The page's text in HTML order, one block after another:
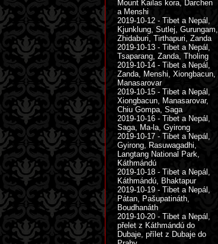
Mount Kailas kora, Darchen
a Menshi
2019-10-12 - Tibet a Nepál,
Kjunklung, Sutlej, Gurungam,
Zhidaburi, Tirthapuri, Zanda
2019-10-13 - Tibet a Nepál,
Tsaparang, Zanda, Tholing
2019-10-14 - Tibet a Nepál,
Zanda, Menshi, Xiongbacun,
Manasarovar
2019-10-15 - Tibet a Nepál,
Xiongbacun, Manasarovar,
Chiu Gompa, Saga
2019-10-16 - Tibet a Nepál,
Saga, Ma-la, Gyirong
2019-10-17 - Tibet a Nepál,
Gyirong, Rasuwagadhi,
Langtang National Park,
Káthmándú
2019-10-18 - Tibet a Nepál,
Káthmándú, Bhaktapur
2019-10-19 - Tibet a Nepál,
Pátan, Pašupatináth,
Boudhanáth
2019-10-20 - Tibet a Nepál,
přelet z Káthmándú do
Dubaje, přílet z Dubaje do